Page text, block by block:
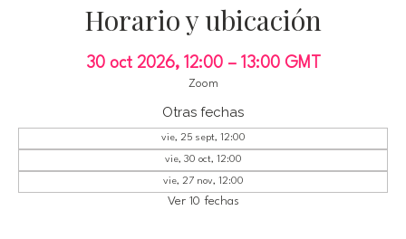
Horario y ubicación
30 oct 2026, 12:00 – 13:00 GMT
Zoom
Otras fechas
vie, 25 sept, 12:00
vie, 30 oct, 12:00
vie, 27 nov, 12:00
Ver 10 fechas